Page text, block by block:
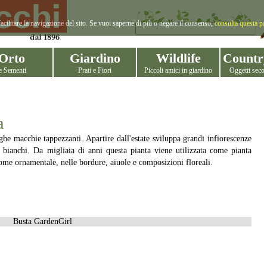
Sementi
Giardino
Prati e Fiori
Wildlife
Piccoli amici in giardino Oggetti
macchie tappezzanti. Apartire dall'estate sviluppa grandi infiorescenze
Da migliaia di anni questa pianta viene utilizzata come pianta
ornamentale, nelle bordure, aiuole e composizioni floreali.
Busta GardenGirl
la navigazione del sito. Se vuoi saperne di più o negare il consenso,consulta questa